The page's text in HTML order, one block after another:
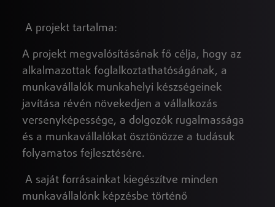
A projekt tartalma:
A projekt megvalósításának fő célja, hogy az
alkalmazottak foglalkoztathatóságának, a
munkavállalók munkahelyi készségeinek
javítása révén növekedjen a vállalkozás
versenyképessége, a dolgozók rugalmassága
és a munkavállalókat ösztönözze a tudásuk
folyamatos fejlesztésére.
A saját forrásainkat kiegészítve minden
munkavállalónk képzésbe történő